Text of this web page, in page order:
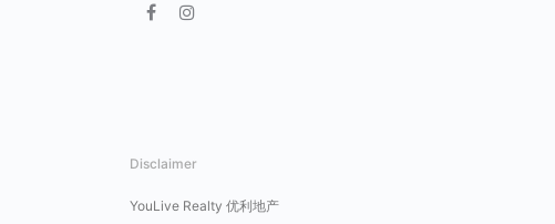
Disclaimer
YouLive Realty 优利地产